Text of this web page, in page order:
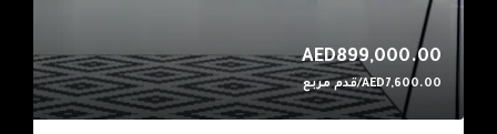
AED899,000.00
AED7,600.00/قدم مربع